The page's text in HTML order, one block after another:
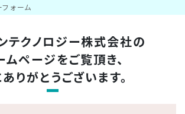
ォーム
テクノロジー株式会社の
ムページをご覧頂き、
りがとうございます。